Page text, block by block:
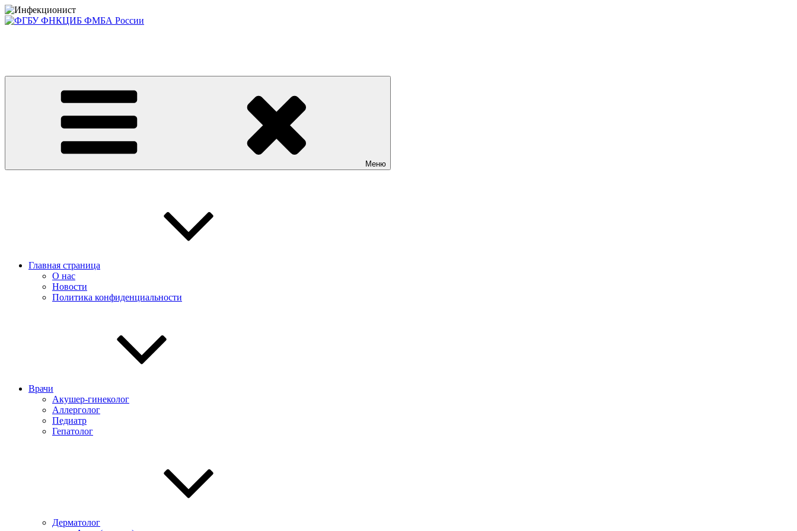
Перейти
к
Меню
Главная страница
О нас
Новости
Политика конфиденциальности
Врачи
Акушер-гинеколог
Аллерголог
Педиатр
Гепатолог
Дерматолог